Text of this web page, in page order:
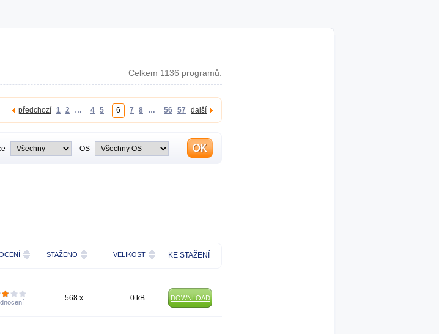
Celkem 1136 programů.
předchozí 1 2 … 4 5 6 7 8 … 56 57 další
OS
STAŽENO VELIKOST KE STAŽENÍ
568 x 0 kB DOWNLOAD